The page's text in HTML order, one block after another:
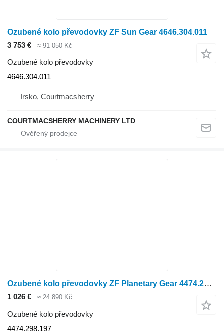
Ozubené kolo převodovky ZF Sun Gear 4646.304.011
3 753 €
≈ 91 050 Kč
Ozubené kolo převodovky
4646.304.011
Irsko, Courtmacsherry
COURTMACSHERRY MACHINERY LTD
Ozubené kolo převodovky ZF Planetary Gear 4474.298.197
1 026 € ≈ 24 890 Kč
Ozubené kolo převodovky
4474.298.197